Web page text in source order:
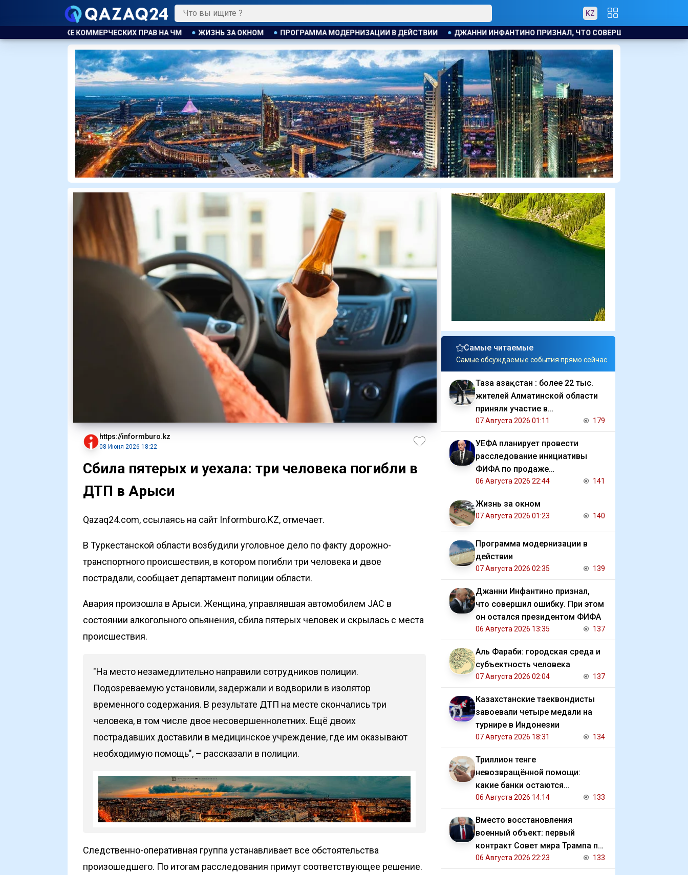
KZ
ЖИЗНЬ ЗА ОКНОМ ПРОГРАММА МОДЕРНИЗАЦИИ В ДЕЙСТВИИ ДЖАННИ ИНФАНТИНО ПРИЗНАЛ, ЧТО СОВЕРШИЛ ОШИБКУ. ПРИ ЭТОМ ОН ОСТАЛСЯ
https://informburo.kz
08 Июня 2026 18:22
Сбила пятерых и уехала: три человека погибли в
ДТП в Арыси
Qazaq24.com, ссылаясь на сайт Informburo.KZ, отмечает.
В Туркестанской области возбудили уголовное дело по факту дорожно-
транспортного происшествия, в котором погибли три человека и двое
пострадали, сообщает департамент полиции области.
Авария произошла в Арыси. Женщина, управлявшая автомобилем JAC в
состоянии алкогольного опьянения, сбила пятерых человек и скрылась с места
происшествия.
"На место незамедлительно направили сотрудников полиции.
Подозреваемую установили, задержали и водворили в изолятор
временного содержания. В результате ДТП на месте скончались три
человека, в том числе двое несовершеннолетних. Ещё двоих
пострадавших доставили в медицинское учреждение, где им оказывают
необходимую помощь", – рассказали в полиции.
Следственно-оперативная группа устанавливает все обстоятельства
произошедшего. По итогам расследования примут соответствующее решение.
Самые читаемые
Самые обсуждаемые события прямо сейчас
Таза Қазақстан : более 22 тыс.
жителей Алматинской области
приняли участие в
экологической акции
07 Августа 2026 01:11 179
УЕФА планирует провести
расследование инициативы
ФИФА по продаже
коммерческих прав на ЧМ
06 Августа 2026 22:44 141
Жизнь за окном
07 Августа 2026 01:23 140
Программа модернизации в
действии
07 Августа 2026 02:35 139
Джанни Инфантино признал,
что совершил ошибку. При этом
он остался президентом ФИФА
06 Августа 2026 13:35 137
Аль Фараби: городская среда и
субъектность человека
07 Августа 2026 02:04 137
Казахстанские таеквондисты
завоевали четыре медали на
турнире в Индонезии
07 Августа 2026 18:31 134
Триллион тенге
невозвращённой помощи:
какие банки остаются
должниками государства
06 Августа 2026 14:14 133
Вместо восстановления
военный объект: первый
контракт Совет мира Трампа по
Газе
06 Августа 2026 22:23 133